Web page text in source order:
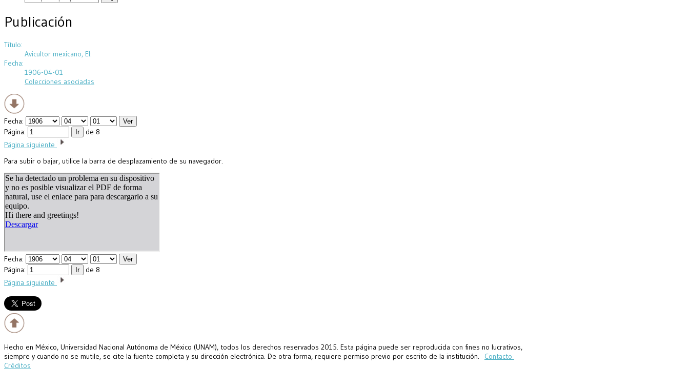
Publicación
Título:
Avicultor mexicano, El:
Fecha:
1906-04-01
Colecciones asociadas
Fecha:
Página:
de 8
Página siguiente
Para subir o bajar, utilice la barra de desplazamiento de su navegador.
Fecha:
Página:
de 8
Página siguiente
Hecho en México, Universidad Nacional Autónoma de México (UNAM), todos los derechos reservados 2015. Esta página puede ser reproducida con fines no lucrativos,
siempre y cuando no se mutile, se cite la fuente completa y su dirección electrónica. De otra forma, requiere permiso previo por escrito de la institución. Contacto
Créditos